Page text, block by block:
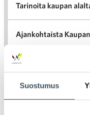
Suostumus
Tarinoita kaupan
Ajankohtaista
Julkaisut
Medialle